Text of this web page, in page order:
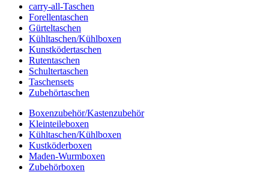
carry-all-Taschen
Forellentaschen
Gürteltaschen
Kühltaschen/Kühlboxen
Kunstködertaschen
Rutentaschen
Schultertaschen
Taschensets
Zubehörtaschen
Boxenzubehör/Kastenzubehör
Kleinteileboxen
Kühltaschen/Kühlboxen
Kustköderboxen
Maden-Wurmboxen
Zubehörboxen